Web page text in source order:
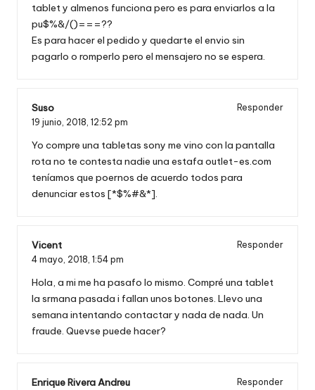
tablet y almenos funciona pero es para enviarlos a la
pu$%&/()===??
Es para hacer el pedido y quedarte el envio sin
pagarlo o romperlo pero el mensajero no se espera.
Suso
Responder
19 junio, 2018, 12:52 pm
Yo compre una tabletas sony me vino con la pantalla
rota no te contesta nadie una estafa outlet-es.com
teníamos que poernos de acuerdo todos para
denunciar estos [*$%#&*].
Vicent
Responder
4 mayo, 2018, 1:54 pm
Hola, a mi me ha pasafo lo mismo. Compré una tablet
la srmana pasada i fallan unos botones. Llevo una
semana intentando contactar y nada de nada. Un
fraude. Quevse puede hacer?
Enrique Rivera Andreu
Responder